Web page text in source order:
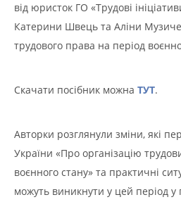
від юристок ГО «Трудові
Катерини Швець та Аліни
трудового права на період
Скачати посібник можна ТУТ.
Авторки розглянули зміни, які
України «Про організацію
воєнного стану» та практичні
можуть виникнути у цей період у